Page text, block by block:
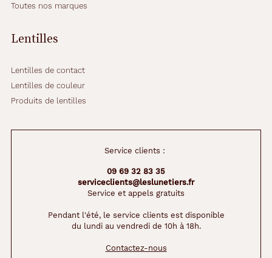
Forme
monture
Rectangle
de
Polarisant
Toutes nos marques
Lentilles
Lentilles de contact
Lentilles de couleur
Produits de lentilles
Service clients :
09 69 32 83 35
serviceclients@leslunetiers.fr
Service et appels gratuits
Pendant l'été, le service clients est disponible
du lundi au vendredi de 10h à 18h.
Contactez-nous